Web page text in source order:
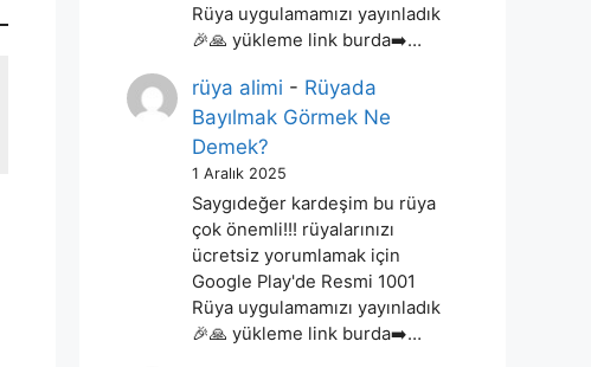
Rüya uygulamamızı yayınladık
🎉🙏 yükleme link burda➡️…
rüya alimi - Rüyada
Bayılmak Görmek Ne
Demek?
1 Aralık 2025
Saygıdeğer kardeşim bu rüya
çok önemli!!! rüyalarınızı
ücretsiz yorumlamak için
Google Play'de Resmi 1001
Rüya uygulamamızı yayınladık
🎉🙏 yükleme link burda➡️…